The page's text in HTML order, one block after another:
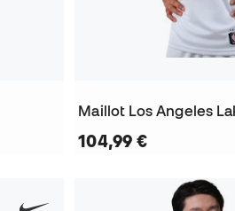
104,99 €